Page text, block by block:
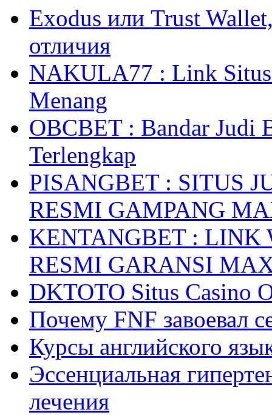
Exodus или Trust
отличия
NAKULA77 : Link Situs
Menang
OBCBET : Bandar Judi
Terlengkap
PISANGBET : SITUS
RESMI GAMPANG
KENTANGBET : LINK
RESMI GARANSI
DKTOTO Situs Casino
Почему FNF завоевал
Курсы английского
Эссенциальная
лечения